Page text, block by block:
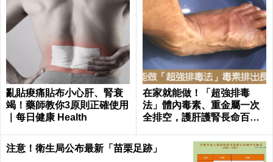
亂貼痠痛貼布小心肝、腎衰
竭！藥師教你3原則正確使用
｜每日健康 Health
在家就能做！「超強排毒
法」體內毒素、重金屬一次
全排空，護肝護腎長命百歲
注意！衛生局公布最新「苗栗足跡」